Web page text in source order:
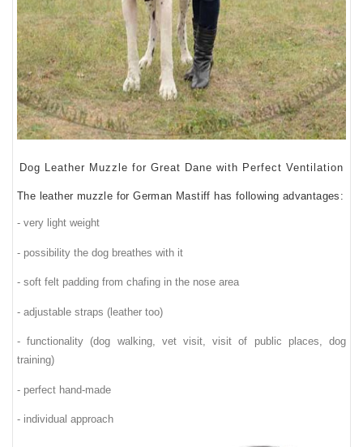
Dog Leather Muzzle for Great Dane with Perfect Ventilation
The leather muzzle for German Mastiff has following advantages :
- very light weight
- possibility the dog breathes with it
- soft felt padding from chafing in the nose area
- adjustable straps (leather too)
-functionality (dog walking, vet visit, visit of public places, dog
training)
- perfect hand-made
- individual approach